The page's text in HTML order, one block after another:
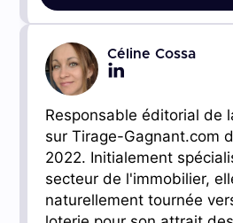
Céline Cossa
Responsable éditorial de
sur Tirage-Gagnant.com
2022. Initialement
secteur de l'immobilier,
naturellement tournée